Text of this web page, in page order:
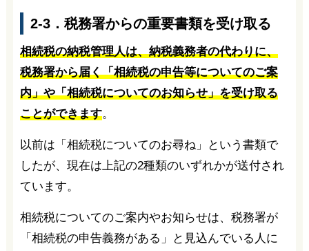
2-3．税務署からの重要書類を受け取る
相続税の納税管理人は、納税義務者の代わりに、
税務署から届く「相続税の申告等についてのご案
内」や「相続税についてのお知らせ」を受け取る
ことができます。
以前は「相続税についてのお尋ね」という書類で
したが、現在は上記の2種類のいずれかが送付され
ています。
相続税についてのご案内やお知らせは、税務署が
「相続税の申告義務がある」と見込んでいる人に